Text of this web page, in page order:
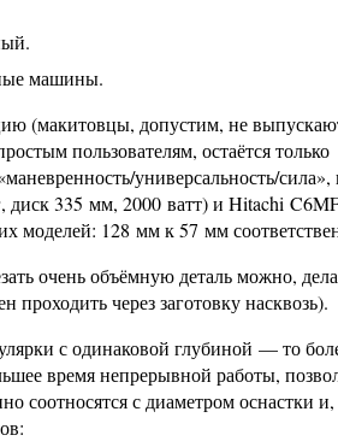
машины.
(макитовцы, допустим, не
пользователям, остаётся только
универсальность/сила»,
335 мм, 2000 ватт) и Hitachi
моделей: 128 мм к 57 мм
очень объёмную деталь можно,
через заготовку насквозь).
с одинаковой глубиной — то
время непрерывной работы,
соотносятся с диаметром оснастки и,